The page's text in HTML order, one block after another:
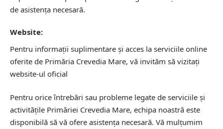
de asistența necesară.
Website:
Pentru informații suplimentare și acces la serviciile online
oferite de Primăria Crevedia Mare, vă invităm să vizitați
website-ul oficial
Pentru orice întrebări sau probleme legate de serviciile și
activitățile Primăriei Crevedia Mare, echipa noastră este
disponibilă să vă ofere asistența necesară. Vă mulțumim